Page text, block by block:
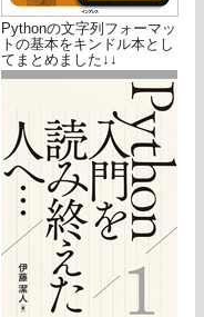
Pythonの文字列フォーマッ
トの基本をキンドル本とし
てまとめました↓↓